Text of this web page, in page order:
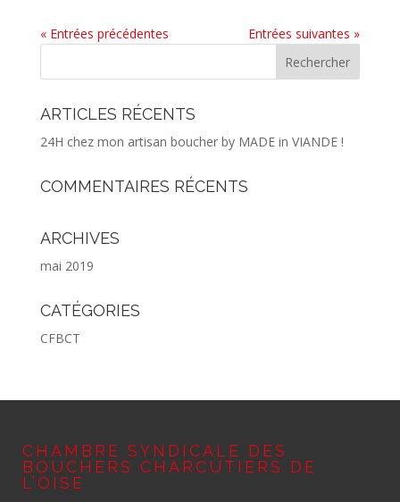
« Entrées précédentes Entrées suivantes »
ARTICLES RÉCENTS
24H chez mon artisan boucher by MADE in VIANDE !
COMMENTAIRES RÉCENTS
ARCHIVES
mai 2019
CATÉGORIES
CFBCT
CHAMBRE SYNDICALE DES
BOUCHERS CHARCUTIERS DE
L’OISE